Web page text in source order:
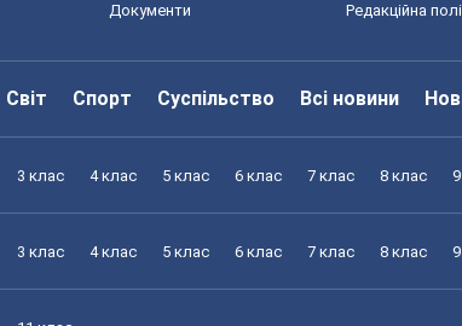
Документи Редакційна
Світ Спорт Суспільство Всі новини
3 клас 4 клас 5 клас 6 клас 7 клас 8 клас
3 клас 4 клас 5 клас 6 клас 7 клас 8 клас